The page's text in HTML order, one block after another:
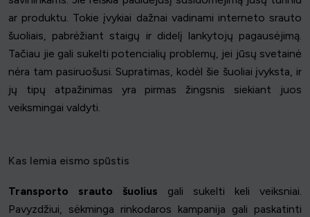
ar produktu. Tokie įvykiai dažnai vadinami interneto srauto
šuoliais, pabrėžiant staigų ir didelį lankytojų pagausėjimą.
Tačiau jie gali sukelti potencialių problemų, jei jūsų svetainė
nėra tam pasiruošusi. Supratimas, kodėl šie šuoliai įvyksta, ir
jų tipų atpažinimas yra pirmas žingsnis siekiant juos
veiksmingai valdyti.
Kas lemia eismo spūstis
Transporto srauto šuolius gali sukelti keli veiksniai.
Pavyzdžiui, sėkminga rinkodaros kampanija gali paskatinti